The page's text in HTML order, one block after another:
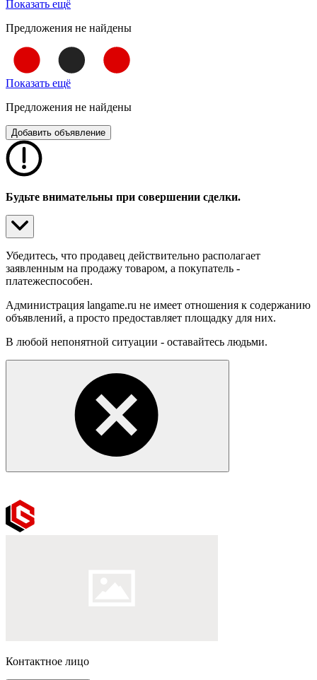
Показать ещё
Предложения не найдены
Показать ещё
Предложения не найдены
Добавить объявление
Будьте внимательны при совершении сделки.
Убедитесь, что продавец действительно располагает
заявленным на продажу товаром, а покупатель -
платежеспособен.
Администрация langame.ru не имеет отношения к содержанию
объявлений, а просто предоставляет площадку для них.
В любой непонятной ситуации - оставайтесь людьми.
Контактное лицо